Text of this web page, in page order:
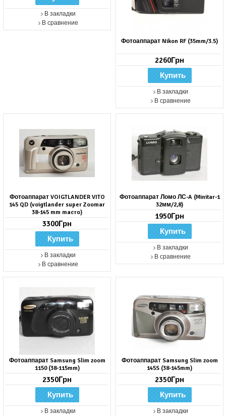
В закладки
В сравнение
Фотоаппарат Nikon RF (35mm/3.5)
2260Грн
В закладки
В сравнение
Фотоаппарат VOIGTLANDER VITO
145 QD (voigtlander super Zoomar
38-145 mm macro)
3300Грн
В закладки
В сравнение
Фотоаппарат Ломо ЛС-A (Minitar-1
32мм/2,8)
1950Грн
В закладки
В сравнение
Фотоаппарат Samsung Slim zoom
1150 (38-115mm)
2350Грн
В закладки
Фотоаппарат Samsung Slim zoom
145S (38-145mm)
2350Грн
В закладки